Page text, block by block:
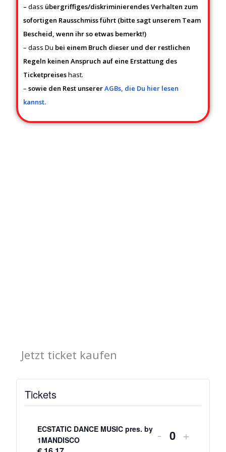
–dass übergriffiges/diskriminierendes Verhalten zum
sofortigen Rausschmiss führt (bitte sagt unserem Team
Bescheid, wenn ihr so etwas bemerkt!)
– dass Du bei einem Bruch dieser und der restlichen
Regeln keinen Anspruch auf eine Erstattung des
Ticketpreiseshast.
–sowie den Rest unsererAGBs, die Du hier lesen
kannst.
Jetzt ticket kaufen
Tickets
ECSTATIC DANCE MUSIC​ pres. by
1MANDISCO
der
-
A
die
+